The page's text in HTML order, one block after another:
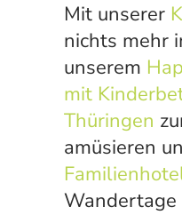
Mit unserer
nichts mehr
unserem
mit
Thüringen
amüsieren
Wandertage